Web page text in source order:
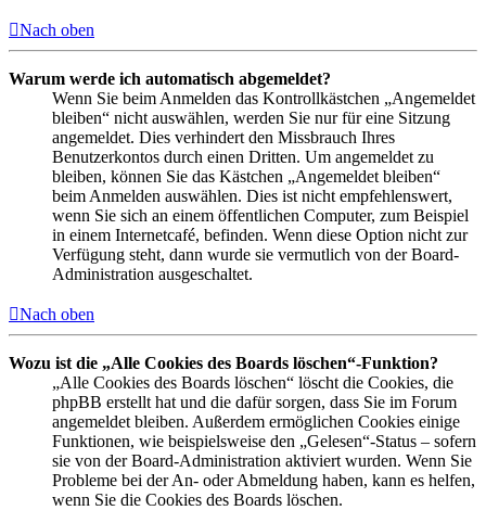
Nach oben
Warum werde ich automatisch abgemeldet?
Wenn Sie beim Anmelden das Kontrollkästchen „Angemeldet
bleiben“ nicht auswählen, werden Sie nur für eine Sitzung
angemeldet. Dies verhindert den Missbrauch Ihres
Benutzerkontos durch einen Dritten. Um angemeldet zu
bleiben, können Sie das Kästchen „Angemeldet bleiben“
beim Anmelden auswählen. Dies ist nicht empfehlenswert,
wenn Sie sich an einem öffentlichen Computer, zum Beispiel
in einem Internetcafé, befinden. Wenn diese Option nicht zur
Verfügung steht, dann wurde sie vermutlich von der Board-
Administration ausgeschaltet.
Nach oben
Wozu ist die „Alle Cookies des Boards löschen“-Funktion?
„Alle Cookies des Boards löschen“ löscht die Cookies, die
phpBB erstellt hat und die dafür sorgen, dass Sie im Forum
angemeldet bleiben. Außerdem ermöglichen Cookies einige
Funktionen, wie beispielsweise den „Gelesen“-Status – sofern
sie von der Board-Administration aktiviert wurden. Wenn Sie
Probleme bei der An- oder Abmeldung haben, kann es helfen,
wenn Sie die Cookies des Boards löschen.